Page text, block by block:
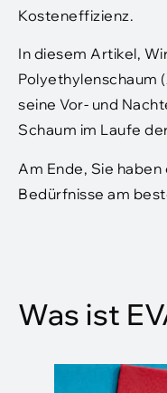
Kosteneffizienz.
In diesem Artikel,
Polyethylenschaum
seine Vor- und
Schaum im Laufe
Am Ende, Sie
Bedürfnisse am
Was ist